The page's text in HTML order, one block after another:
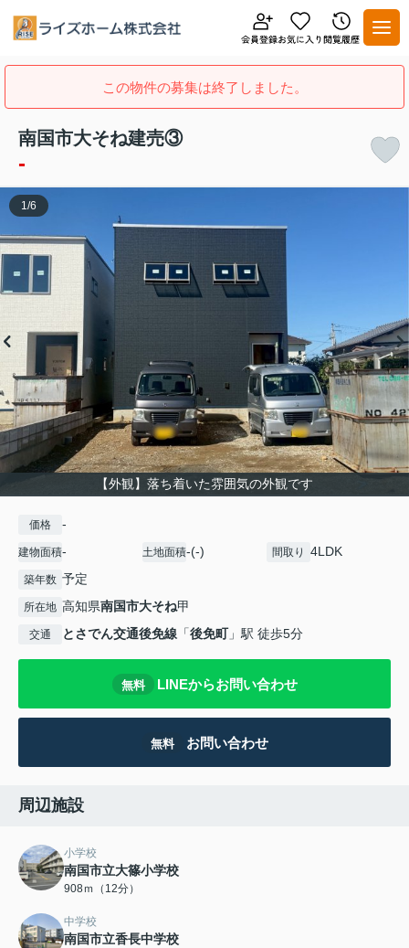
この物件の募集は終了しました。
南国市大そね建売③
-
【外観】落ち着いた雰囲気の外観です
1/6
価格 -
建物面積- 土地面積-(-) 間取り 4LDK
築年数 予定
所在地 高知県南国市大そね甲
交通 とさでん交通後免線 「後免町」駅 徒歩5分
無料 LINEからお問い合わせ
無料 お問い合わせ
周辺施設
小学校
南国市立大篠小学校
908ｍ（12分）
中学校
南国市立香長中学校